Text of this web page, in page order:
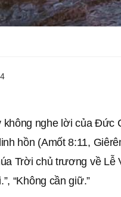
không nghe lời của Đức
hồn (Amốt 8:11,
Trời chủ trương về Lễ
“Không cần giữ.”